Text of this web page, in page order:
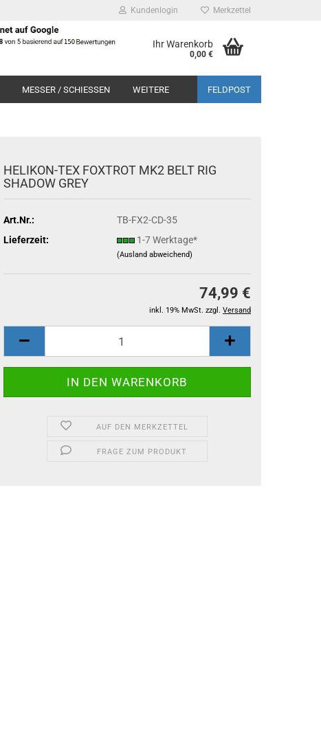
Kundenlogin Merkzettel
Ihr Warenkorb
0,00 €
MESSER / SCHIESSEN FELDPOST
WEITERE
HELIKON-TEX FOXTROT MK2 BELT RIG
SHADOW GREY
Art.Nr.:
TB-FX2-CD-35
Lieferzeit:
1-7 Werktage*
(Ausland abweichend)
74,99 €
inkl. 19% MwSt. zzgl. Versand
AUF DEN MERKZETTEL
FRAGE ZUM PRODUKT